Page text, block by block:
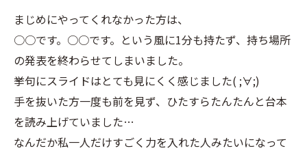
まじめにやってくれなかった方は、
○○です。○○です。という風に1分も持たず、持ち場所
の発表を終わらせてしまいました。
挙句にスライドはとても見にくく感じました( ;∀;)
手を抜いた方一度も前を見ず、ひたすらたんたんと台本
を読み上げていました…
なんだか私一人だけすごく力を入れた人みたいになって